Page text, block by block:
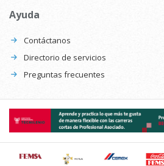
Ayuda
Contáctanos
Directorio de servicios
Preguntas frecuentes